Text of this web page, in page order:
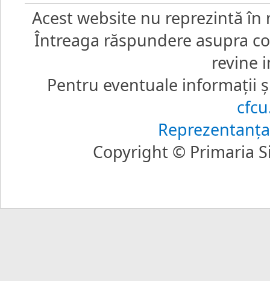
Acest website nu reprezintă
Întreaga răspundere asupra
revine
Pentru eventuale informaţii
Copyright © Primaria